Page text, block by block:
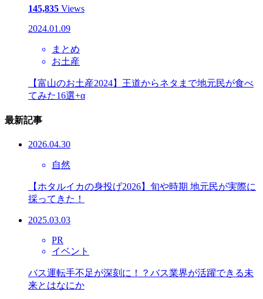
145,835 Views
2024.01.09
まとめ
お土産
【富山のお土産2024】王道からネタまで地元民が食べ
てみた16選+α
最新記事
2026.04.30
自然
【ホタルイカの身投げ2026】旬や時期 地元民が実際に
採ってきた！
2025.03.03
PR
イベント
バス運転手不足が深刻に！？バス業界が活躍できる未
来とはなにか